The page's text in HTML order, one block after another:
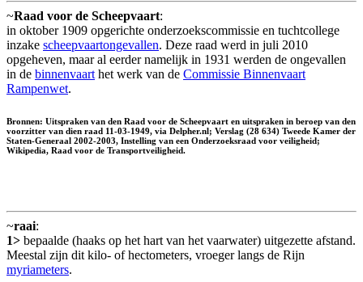
~Raad voor de Scheepvaart:
in oktober 1909 opgerichte onderzoekscommissie en tuchtcollege
inzake scheepvaartongevallen. Deze raad werd in juli 2010
opgeheven, maar al eerder namelijk in 1931 werden de ongevallen
in de binnenvaart het werk van de Commissie Binnenvaart
Rampenwet.
Bronnen: Uitspraken van den Raad voor de Scheepvaart en uitspraken in beroep van den
voorzitter van dien raad 11-03-1949, via Delpher.nl; Verslag (28 634) Tweede Kamer der
Staten-Generaal 2002-2003, Instelling van een Onderzoeksraad voor veiligheid;
Wikipedia, Raad voor de Transportveiligheid.
~raai:
1> bepaalde (haaks op het hart van het vaarwater) uitgezette afstand.
Meestal zijn dit kilo- of hectometers, vroeger langs de Rijn
myriameters.